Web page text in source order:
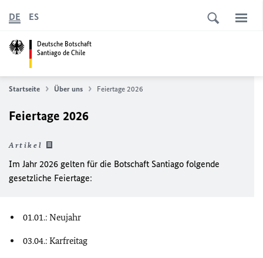
Deutsche Botschaft
Santiago de Chile
DE ES
Startseite Über uns Feiertage 2026
Feiertage 2026
Artikel
Im Jahr 2026 gelten für die Botschaft Santiago folgende
gesetzliche Feiertage:
01.01.: Neujahr
03.04.: Karfreitag